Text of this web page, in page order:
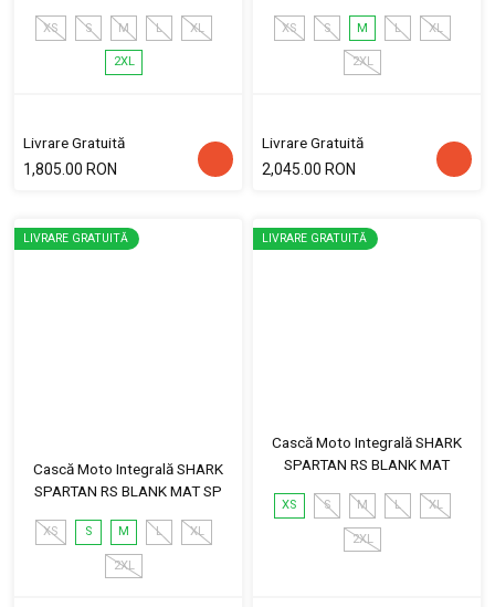
XS S M L XL
2XL
Livrare Gratuită
1,805.00 RON
XS S M L XL
2XL
Livrare Gratuită
2,045.00 RON
LIVRARE GRATUITĂ
Cască Moto Integrală SHARK
SPARTAN RS BLANK MAT SP
XS S M L XL
2XL
LIVRARE GRATUITĂ
Cască Moto Integrală SHARK
SPARTAN RS BLANK MAT
XS S M L XL
2XL